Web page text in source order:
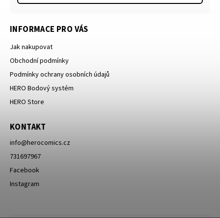
INFORMACE PRO VÁS
Jak nakupovat
Obchodní podmínky
Podmínky ochrany osobních údajů
HERO Bodový systém
HERO Store
KONTAKT
info@herocomics.cz
731697967
Facebook
Instagram